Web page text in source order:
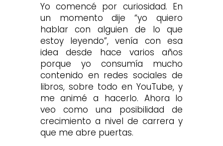
Yo comencé por curiosidad. En
un momento dije “yo quiero
hablar con alguien de lo que
estoy leyendo”, venía con esa
idea desde hace varios años
porque yo consumía mucho
contenido en redes sociales de
libros, sobre todo en YouTube, y
me animé a hacerlo. Ahora lo
veo como una posibilidad de
crecimiento a nivel de carrera y
que me abre puertas.